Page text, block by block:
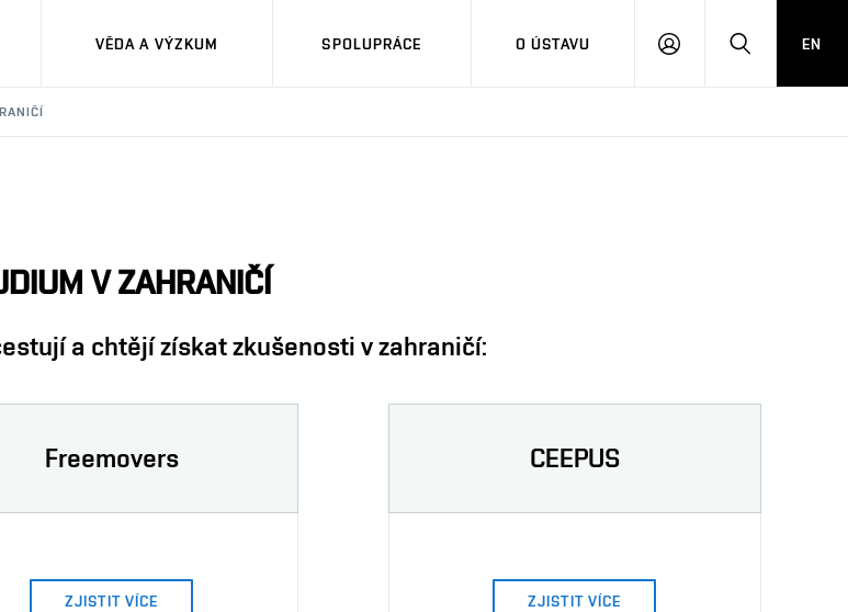
VĚDA A VÝZKUM SPOLUPRÁCE O ÚSTAVU
PŘIHLÁSITHLEDAT
EN
V ZAHRANIČÍ
a chtějí získat zkušenosti v zahraničí:
Freemovers
ZJISTIT VÍCE
CEEPUS
ZJISTIT VÍCE